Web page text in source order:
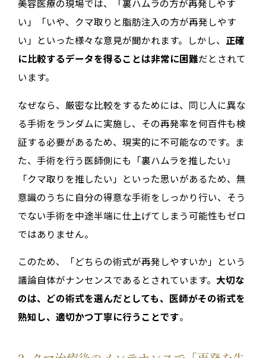
美容医療の現場では、「裏ハムラの方が再発しやす
い」「いや、クマ取りと脂肪注入の方が再発しやす
い」といった様々な意見が聞かれます。しかし、 正確
に比較するデータを得ることは非常に困難だとされて
います。
なぜなら、厳密な比較をするためには、同じ人に異な
る手術をランダムに実施し、その再発率を何百件も検
証する必要があるため、現実的に不可能なのです。ま
た、手術を行う医師側にも「裏ハムラを推したい」
「クマ取りを推したい」といった思いがあるため、無
意識のうちに自分の得意な手術をしっかり行い、そう
でない手術を中途半端に仕上げてしまう可能性もゼロ
ではありません。
このため、「どちらの術式が再発しやすいか」という
議論自体がナンセンスであるとされています。 大切な
のは、どの術式を選んだとしても、医師がその術式を
熟知し、適切かつ丁寧に行うことです。